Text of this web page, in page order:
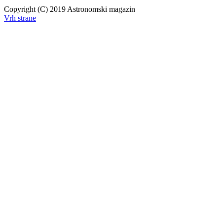
Copyright (C) 2019 Astronomski magazin
Vrh strane